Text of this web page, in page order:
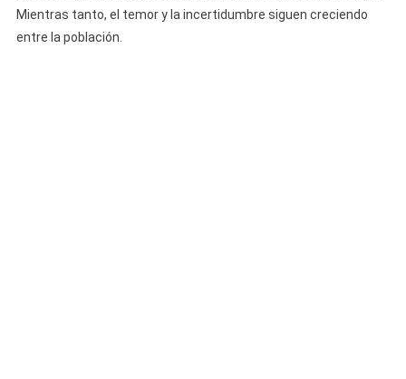
Mientras tanto, el temor y la incertidumbre siguen creciendo
entre la población.